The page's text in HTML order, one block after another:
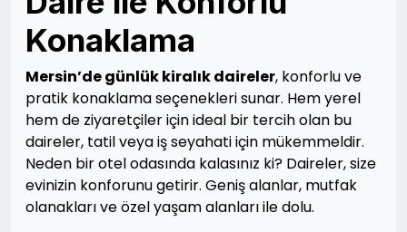
Konaklama
Mersin’de günlük kiralık daireler, konforlu ve
pratik konaklama seçenekleri sunar. Hem yerel
hem de ziyaretçiler için ideal bir tercih olan bu
daireler, tatil veya iş seyahati için mükemmeldir.
Neden bir otel odasında kalasınız ki? Daireler, size
evinizin konforunu getirir. Geniş alanlar, mutfak
olanakları ve özel yaşam alanları ile dolu.